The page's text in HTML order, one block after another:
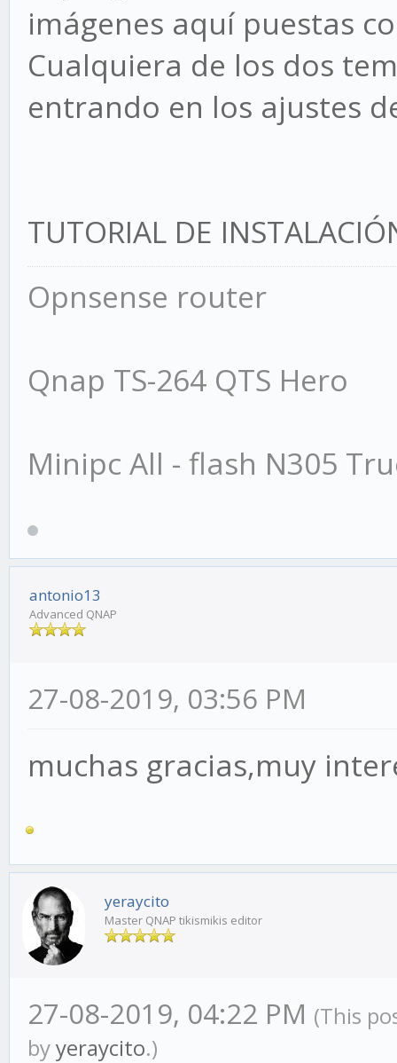
imágenes aquí puestas
Cualquiera de los dos
entrando en los ajustes
TUTORIAL DE
Opnsense router
Qnap TS-264 QTS Hero
Minipc All - flash N305
antonio13
Advanced QNAP
27-08-2019, 03:56 PM
muchas gracias,muy
yeraycito
Master QNAP tikismikis editor
27-08-2019, 04:22 PM (This
byyeraycito.)